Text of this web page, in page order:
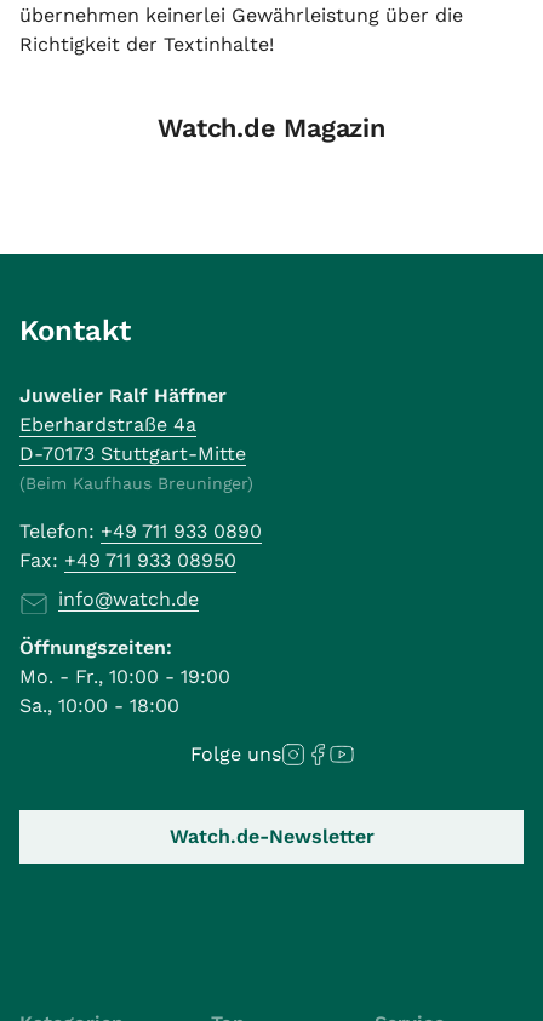
übernehmen keinerlei Gewährleistung über die
Richtigkeit der Textinhalte!
Watch.de Magazin
Kontakt
Juwelier Ralf Häffner
Eberhardstraße 4a
D-70173 Stuttgart-Mitte
(Beim Kaufhaus Breuninger)
Telefon: +49 711 933 0890
Fax: +49 711 933 08950
info@watch.de
Öffnungszeiten:
Mo. - Fr., 10:00 - 19:00
Sa., 10:00 - 18:00
Folge uns
Watch.de-Newsletter